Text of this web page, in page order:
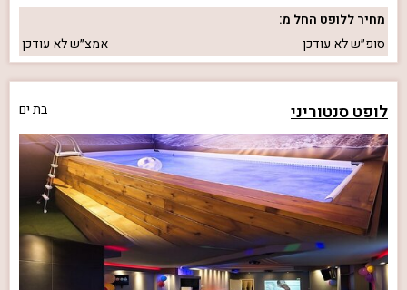
מחיר ללופט החל מ:
סופ״שלא עודכן אמצ״שלא עודכן
לופט סנטוריני בת ים